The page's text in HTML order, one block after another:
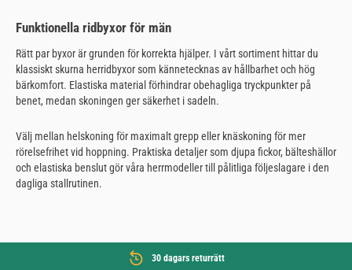
Funktionella ridbyxor för män
Rätt par byxor är grunden för korrekta hjälper. I vårt sortiment hittar du
klassiskt skurna herridbyxor som kännetecknas av hållbarhet och hög
bärkomfort. Elastiska material förhindrar obehagliga tryckpunkter på
benet, medan skoningen ger säkerhet i sadeln.
Välj mellan helskoning för maximalt grepp eller knäskoning för mer
rörelsefrihet vid hoppning. Praktiska detaljer som djupa fickor, bälteshällor
och elastiska benslut gör våra herrmodeller till pålitliga följeslagare i den
dagliga stallrutinen.
30 dagars returrätt